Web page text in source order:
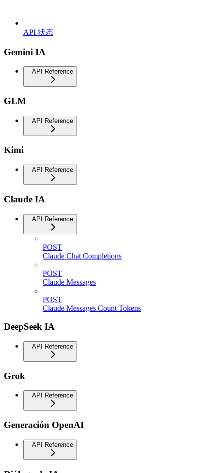
API 状态
Gemini IA
API Reference
GLM
API Reference
Kimi
API Reference
Claude IA
API Reference
POST
Claude Chat Completions
POST
Claude Messages
POST
Claude Messages Count Tokens
DeepSeek IA
API Reference
Grok
API Reference
Generación OpenAI
API Reference